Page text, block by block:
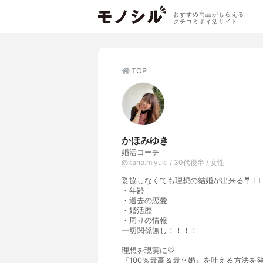
おすすめ商品がもらえる
クチコミポイ活サイト
TOP
かほみゆき
婚活コーチ
@kaho.miyuki / 30代後半 / 女性
妥協しなくても理想の結婚が出来る🤵👰‍♀️
・年齢
・過去の恋愛
・婚活歴
・周りの情報
一切関係無し！！！！
理想を現実に♡
『100％最高＆最幸婚』を叶える方法を